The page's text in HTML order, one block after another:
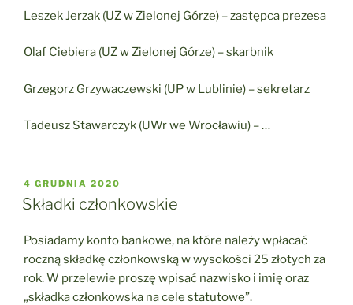
Leszek Jerzak (UZ w Zielonej Górze) – zastępca prezesa
Olaf Ciebiera (UZ w Zielonej Górze) – skarbnik
Grzegorz Grzywaczewski (UP w Lublinie) – sekretarz
Tadeusz Stawarczyk (UWr we Wrocławiu) – …
OPUBLIKOWANE
W
4 GRUDNIA 2020
Składki członkowskie
Posiadamy konto bankowe, na które należy wpłacać
roczną składkę członkowską w wysokości 25 złotych za
rok. W przelewie proszę wpisać nazwisko i imię oraz
„składka członkowska na cele statutowe”.